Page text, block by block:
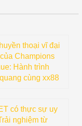
thoại vĩ đại
Champions
Hành trình
cùng xx88
có thực sự uy
nghiệm từ